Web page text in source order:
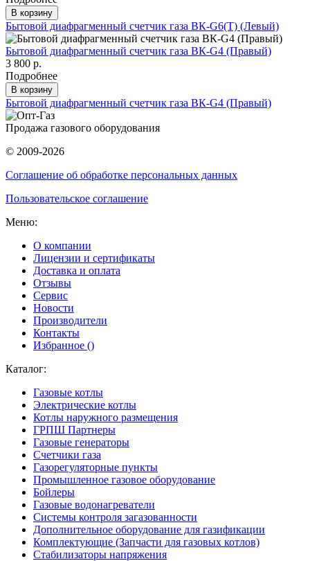
В корзину
Бытовой диафрагменный счетчик газа ВК-G6(Т) (Левый)
Бытовой диафрагменный счетчик газа ВК-G4 (Правый)
3 800 р.
Подробнее
В корзину
Бытовой диафрагменный счетчик газа ВК-G4 (Правый)
Продажа газового оборудования
© 2009-2026
Соглашение об обработке персональных данных
Пользовательское соглашение
Меню:
О компании
Лицензии и сертификаты
Доставка и оплата
Отзывы
Сервис
Новости
Производители
Контакты
Избранное ()
Каталог:
Газовые котлы
Электрические котлы
Котлы наружного размещения
ГРПШ Партнеры
Газовые генераторы
Счетчики газа
Газорегуляторные пункты
Промышленное газовое оборудование
Бойлеры
Газовые водонагреватели
Системы контроля загазованности
Дополнительное оборудование для газификации
Комплектующие (Запчасти для газовых котлов)
Стабилизаторы напряжения